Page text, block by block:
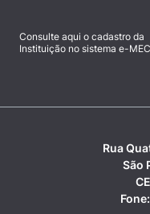
Consulte aqui o cadastro da
Instituição no sistema e-
Rua
São